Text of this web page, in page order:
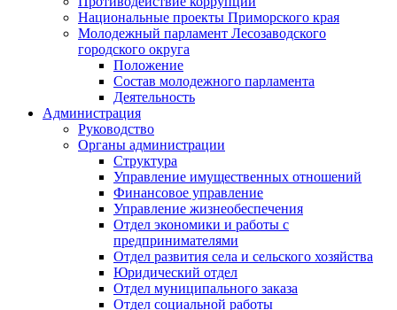
Национальные проекты Приморского края
Молодежный парламент Лесозаводского
городского округа
Положение
Состав молодежного парламента
Деятельность
Администрация
Руководство
Органы администрации
Структура
Управление имущественных отношений
Финансовое управление
Управление жизнеобеспечения
Отдел экономики и работы с
предпринимателями
Отдел развития села и сельского хозяйства
Юридический отдел
Отдел муниципального заказа
Отдел социальной работы